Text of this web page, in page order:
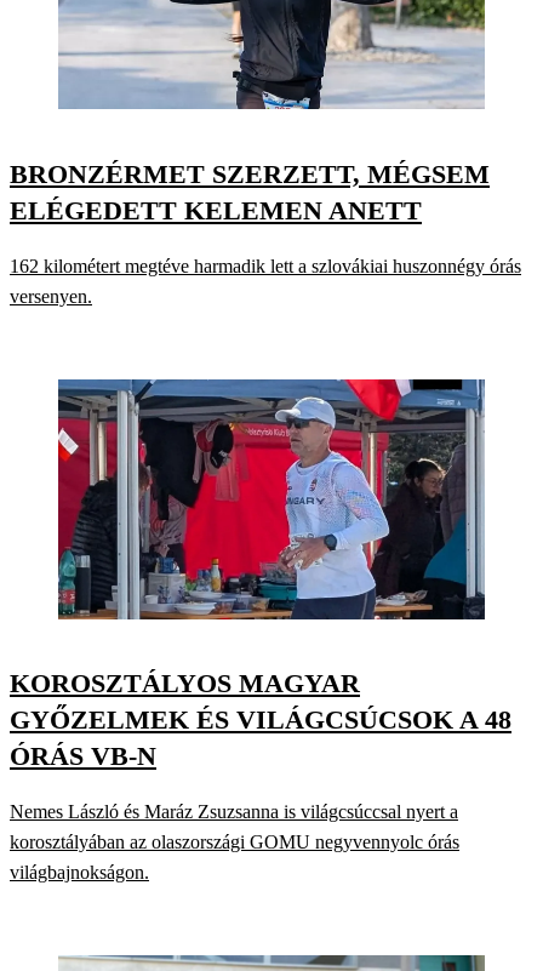
BRONZÉRMET SZERZETT, MÉGSEM
ELÉGEDETT KELEMEN ANETT
162 kilométert megtéve harmadik lett a szlovákiai huszonnégy órás
versenyen.
KOROSZTÁLYOS MAGYAR
GYŐZELMEK ÉS VILÁGCSÚCSOK A 48
ÓRÁS VB-N
Nemes László és Maráz Zsuzsanna is világcsúccsal nyert a
korosztályában az olaszországi GOMU negyvennyolc órás
világbajnokságon.